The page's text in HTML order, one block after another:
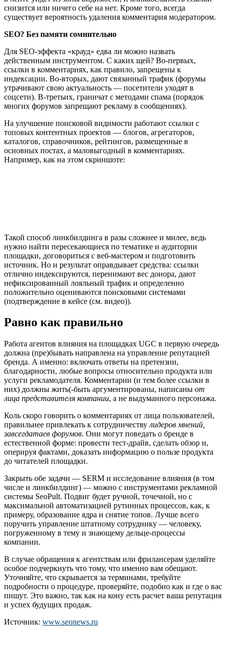
снизится или ничего себе на нет. Кроме того, всегда
существует вероятность удаления комментария модератором.
SEO? Без памяти сомнительно
Для SEO-эффекта «крауд» едва ли можно назвать
действенным инструментом. С каких щей? Во-первых,
ссылки в комментариях, как правило, запрещены к
индексации. Во-вторых, дают связанный трафик (форумы
утрачивают свою актуальность — посетители уходят в
соцсети). В-третьих, граничат с методами спама (порядок
многих форумов запрещают рекламу в сообщениях).
На улучшение поисковой видимости работают ссылки с
топовых контентных проектов — блогов, агрегаторов,
каталогов, справочников, рейтингов, размещенные в
основных постах, а маловыгодный в комментариях.
Например, как на этом скриншоте:
Такой способ линкбилдинга в разы сложнее и милее, ведь
нужно найти пересекающиеся по тематике и аудитории
площадки, договориться с веб-мастером и подготовить
источник. Но и результат оправдывает средства: ссылки
отлично индексируются, перенимают вес донора, дают
нефиксированный лояльный трафик и определенно
положительно оцениваются поисковыми системами
(подтверждение в кейсе (см. видео)).
Равно как правильно
Работа агентов влияния на площадках UGC в первую очередь
должна (пре)бывать направлена на управление репутацией
бренда. А именно: включать ответы на претензии,
благодарности, любые вопросы относительно продукта или
услуги рекламодателя. Комментарии (и тем более ссылки в
них) должны жить(-быть аргументированы, написаны от
лица представителя компании, а не выдуманного персонажа.
Коль скоро говорить о комментариях от лица пользователей,
правильнее привлекать к сотрудничеству лидеров мнений,
завсегдатаев форумов. Они могут поведать о бренде в
естественной форме: провести тест-драйв, сделать обзор и,
оперируя фактами, доказать информацию о пользе продукта
до читателей площадки.
Закрыть обе задачи — SERM и исследование влияния (в том
числе и линкбилдинг) — можно с инструментами рекламной
системы SeoPult. Подвиг будет ручной, точечной, но с
максимальной автоматизацией рутинных процессов, как, к
примеру, образование ядра и снятие топов. Лучше всего
поручить управление штатному сотруднику — человеку,
погруженному в тему и знающему дельце-процессы
компании.
В случае обращения к агентствам или фрилансерам уделяйте
особое подчеркнуть что тому, что именно вам обещают.
Уточняйте, что скрывается за терминами, требуйте
подробности о процедуре, проверяйте, подобно как и где о вас
пишут. Это важно, так как на кону есть расчет ваша репутация
и успех будущих продаж.
Источник: www.seonews.ru